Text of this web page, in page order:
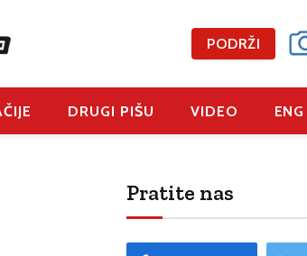
PODRŽI
DRUGI PIŠU VIDEO ENG
Pratite nas